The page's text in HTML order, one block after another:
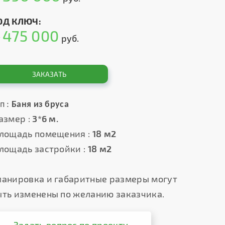
КЛЮЧ:
475 000 руб.
ЗАКАЗАТЬ
: Баня из бруса
: 3*6 м.
помещения : 18 м2
застройки : 18 м2
и габаритные размеры могут
изменены по желанию заказчика.